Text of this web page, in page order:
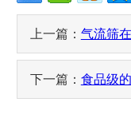
上一篇： 气流筛
下一篇： 食品级